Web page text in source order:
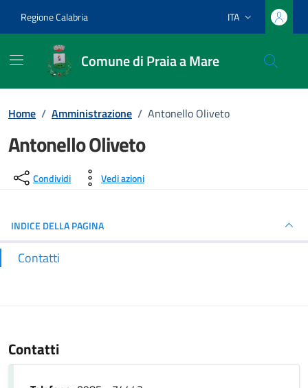
Regione Calabria Lingua attiva:
ITA
Comune di Praia a Mare
Home / Amministrazione / Antonello Oliveto
Antonello Oliveto
Dettagli del luogo
Condividi Vedi azioni
INDICE DELLA PAGINA
Contatti
Contatti